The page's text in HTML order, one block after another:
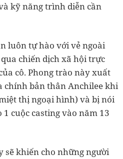
kỹ năng trình diễn cần
luôn tự hào với vẻ ngoài
chiến dịch xã hội trực
cô. Phong trào này xuất
chính bản thân Anchilee khi
thị ngoại hình) và bị nói
cuộc casting vào năm 13
sẽ khiến cho những người